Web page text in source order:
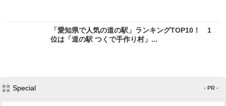
「愛知県で人気の道の駅」ランキングTOP10！ 1
位は「道の駅 つくで手作り村」...
Special - PR -